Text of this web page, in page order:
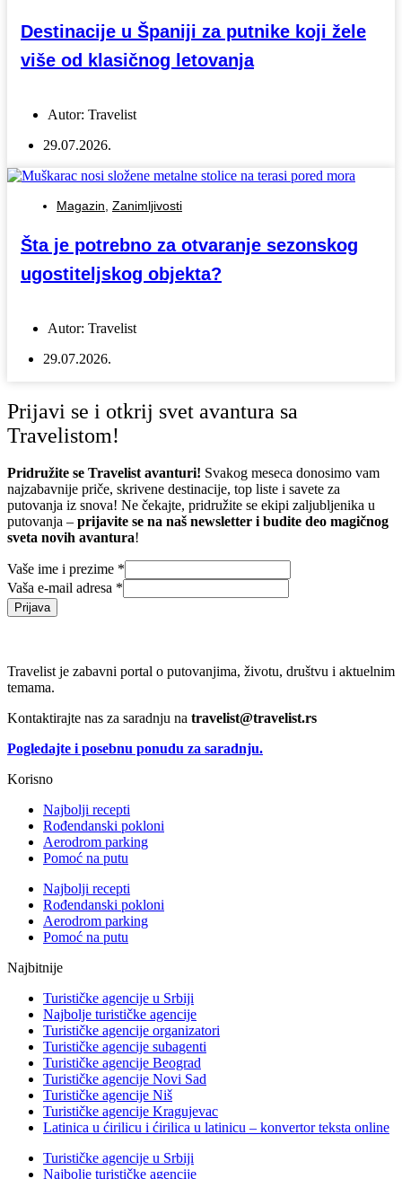
Destinacije u Španiji za putnike koji žele
više od klasičnog letovanja
Autor: Travelist
29.07.2026.
Magazin Zanimljivosti
Šta je potrebno za otvaranje sezonskog
ugostiteljskog objekta?
Autor: Travelist
29.07.2026.
Prijavi se i otkrij svet avantura sa
Travelistom!
Pridružite se Travelist avanturi! Svakog meseca donosimo vam
najzabavnije priče, skrivene destinacije, top liste i savete za
putovanja iz snova! Ne čekajte, pridružite se ekipi zaljubljenika u
putovanja – prijavite se na naš newsletter i budite deo magičnog
sveta novih avantura!
Vaše ime i prezime *
Vaša e-mail adresa *
Prijava
Travelist je zabavni portal o putovanjima, životu, društvu i aktuelnim
temama.
Kontaktirajte nas za saradnju na travelist@travelist.rs
Pogledajte i posebnu ponudu za saradnju.
Korisno
Najbolji recepti
Rođendanski pokloni
Aerodrom parking
Pomoć na putu
Najbolji recepti
Rođendanski pokloni
Aerodrom parking
Pomoć na putu
Najbitnije
Turističke agencije u Srbiji
Najbolje turističke agencije
Turističke agencije organizatori
Turističke agencije subagenti
Turističke agencije Beograd
Turističke agencije Novi Sad
Turističke agencije Niš
Turističke agencije Kragujevac
Latinica u ćirilicu i ćirilica u latinicu – konvertor teksta online
Turističke agencije u Srbiji
Najbolje turističke agencije